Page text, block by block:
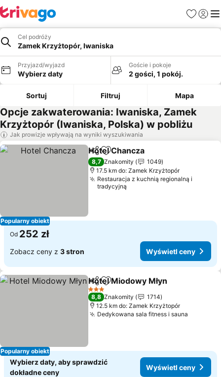
Ulubione
Cel podróży
Zamek Krzyżtopór, Iwaniska
Przyjazd/wyjazd
Wybierz daty
Goście i pokoje
2 gości, 1 pokój.
Sortuj Filtruj Mapa
Opcje zakwaterowania: Iwaniska, Zamek
Krzyżtopór (Iwaniska, Polska) w pobliżu
Jak prowizje wpływają na wyniki wyszukiwania
Popularny obiekt
Udostępnij
Dodaj do ulubionych
Hotel Chancza
8,7 Znakomity
1049
17.5 km do: Zamek Krzyżtopór
Restauracja z kuchnią regionalną i
tradycyjną
Od 252 zł
Zobacz ceny z 3 stron Wyświetl ceny
Popularny obiekt
Udostępnij
Dodaj do ulubionych
Hotel Miodowy Młyn
3 Kategoria
8,8 Znakomity
1714
12.5 km do: Zamek Krzyżtopór
Dedykowana sala fitness i sauna
Wybierz daty, aby sprawdzić
dokładne ceny
Wyświetl ceny